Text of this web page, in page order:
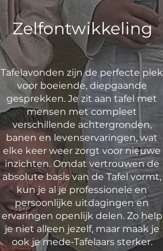
Zelfontwikkeling
Tafelavonden zijn de perfecte plek
voor boeiende, diepgaande
gesprekken. Je zit aan tafel met
mensen met compleet
verschillende achtergronden,
banen en levenservaringen, wat
elke keer weer zorgt voor nieuwe
inzichten. Omdat vertrouwen de
absolute basis van de Tafel vormt,
kun je al je professionele en
persoonlijke uitdagingen en
ervaringen openlijk delen. Zo help
je niet alleen jezelf, maar maak je
ook je mede-Tafelaars sterker.